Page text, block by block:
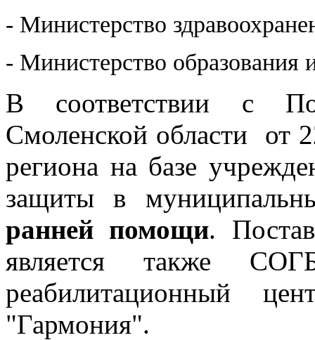
- Министерство
- Министерство образования
В соответствии с
Смоленской области от
региона на базе
защиты в
ранней помощи.
является также
реабилитационный
"Гармония".